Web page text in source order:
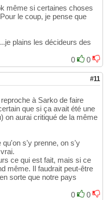
même si certaines choses
le coup, je pense que
plains les décideurs des
0
0
#11
à Sarko de faire
que si ça avait été une
on aurai critiqué de la même
qu'on s'y prenne, on s'y
ce qui est fait, mais si ce
même. Il faudrait peut-être
sorte que notre pays
0
0